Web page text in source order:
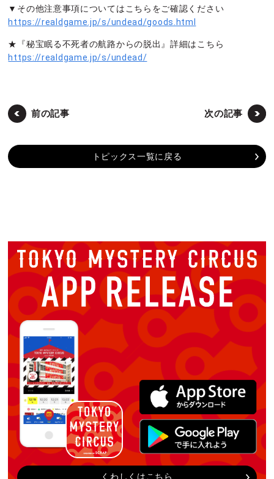
▼その他注意事項についてはこちらをご確認ください
https://realdgame.jp/s/undead/goods.html
★『秘宝眠る不死者の航路からの脱出』詳細はこちら
https://realdgame.jp/s/undead/
前の記事 次の記事
トピックス一覧に戻る
くわしくはこちら